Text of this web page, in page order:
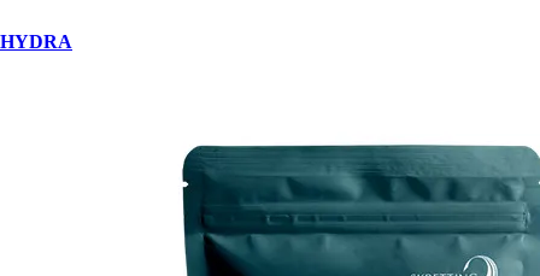
HYDRA